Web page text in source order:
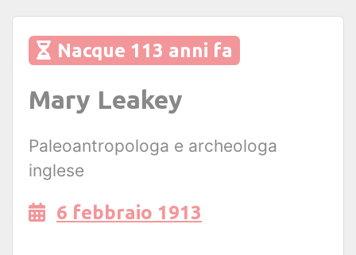
Nacque 113 anni fa
Mary Leakey
Paleoantropologa e archeologa
inglese
6 febbraio 1913